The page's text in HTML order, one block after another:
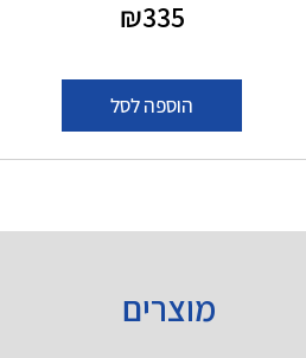
₪335
הוספה לסל
מוצרים